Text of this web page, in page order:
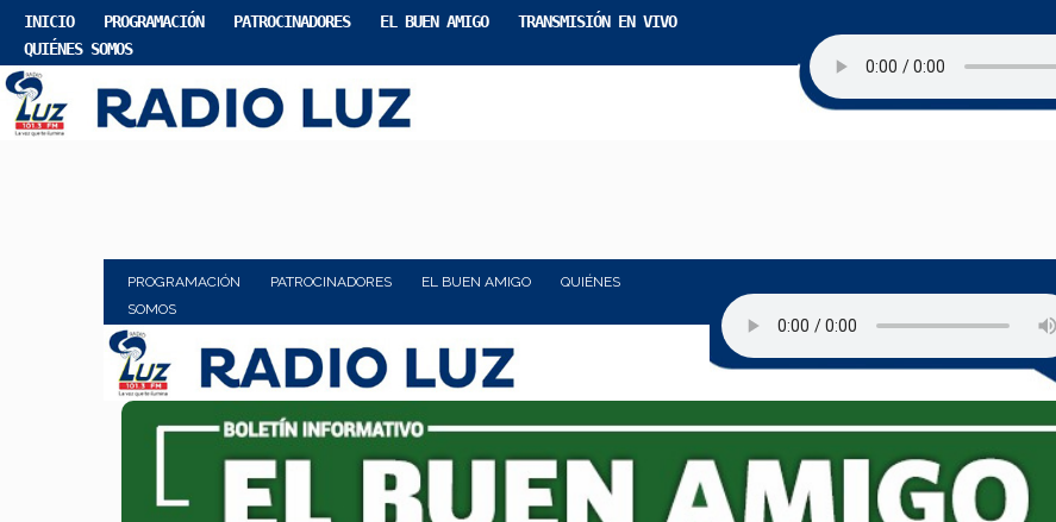
INICIO PROGRAMACIÓN PATROCINADORES EL BUEN AMIGO
TRANSMISIÓN EN VIVO
QUIÉNES SOMOS
PROGRAMACIÓN PATROCINADORES EL BUEN AMIGO
QUIÉNES
SOMOS